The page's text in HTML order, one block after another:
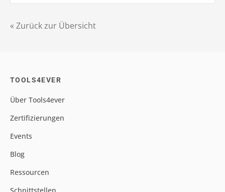
« Zurück zur Übersicht
TOOLS4EVER
Über Tools4ever
Zertifizierungen
Events
Blog
Ressourcen